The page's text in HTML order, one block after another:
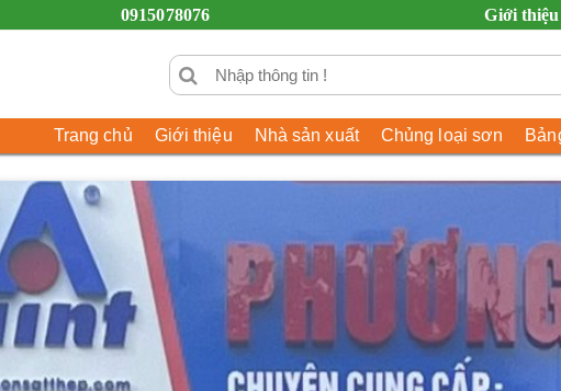
0915078076 Giới thiệu
Trang chủ Giới thiệu Nhà sản xuất Chủng loại sơn